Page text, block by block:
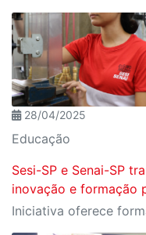
28/04/2025
Educação
Sesi-SP e Senai-SP
inovação e formação